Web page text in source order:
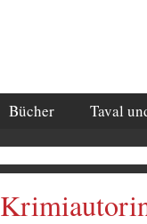
Bücher Taval